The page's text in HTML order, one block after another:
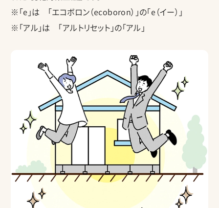
※「e」は 「エコボロン（ecoboron）」の「e（イー）」
※「アル」は 「アルトリセット」の「アル」